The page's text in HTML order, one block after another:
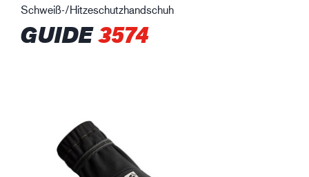
Schweiß-/Hitzeschutzhandschuh
GUIDE3574